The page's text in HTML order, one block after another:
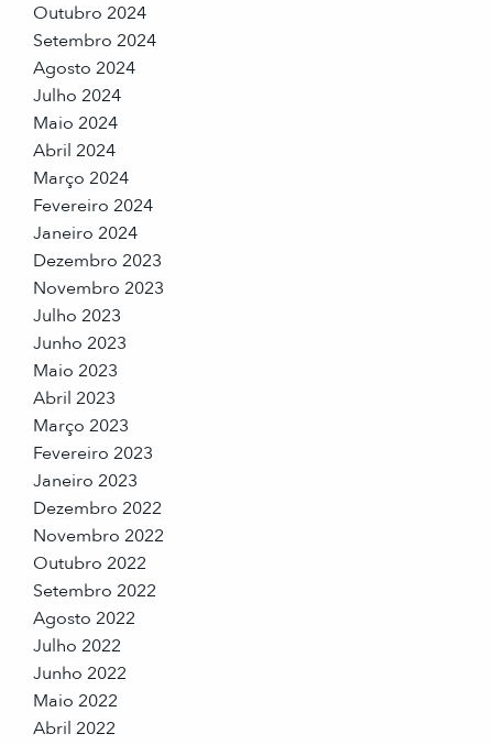
Outubro 2024
Setembro 2024
Agosto 2024
Julho 2024
Maio 2024
Abril 2024
Março 2024
Fevereiro 2024
Janeiro 2024
Dezembro 2023
Novembro 2023
Julho 2023
Junho 2023
Maio 2023
Abril 2023
Março 2023
Fevereiro 2023
Janeiro 2023
Dezembro 2022
Novembro 2022
Outubro 2022
Setembro 2022
Agosto 2022
Julho 2022
Junho 2022
Maio 2022
Abril 2022